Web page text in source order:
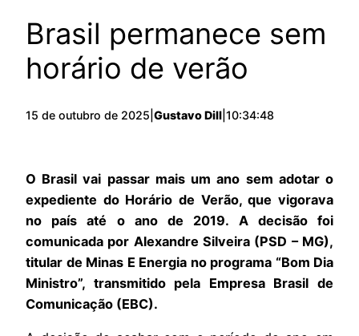
Brasil permanece sem
horário de verão
15 de outubro de 2025 Gustavo Dill 10:34:48
O Brasil vai passar mais um ano sem adotar o
expediente do Horário de Verão, que vigorava
no país até o ano de 2019. A decisão foi
comunicada por Alexandre Silveira (PSD – MG),
titular de Minas E Energia no programa “Bom Dia
Ministro”, transmitido pela Empresa Brasil de
Comunicação (EBC).